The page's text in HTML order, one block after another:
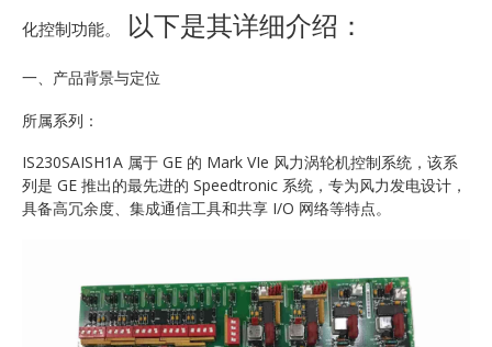
化控制功能。
以下是其详细介绍：
一、产品背景与定位
所属系列：
IS230SAISH1A 属于 GE 的 Mark VIe 风力涡轮机控制系统，该系
列是 GE 推出的最先进的 Speedtronic 系统，专为风力发电设计，
具备高冗余度、集成通信工具和共享 I/O 网络等特点。